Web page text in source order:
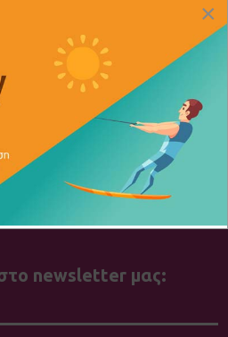
gallery online at:
newsletter μας:
×